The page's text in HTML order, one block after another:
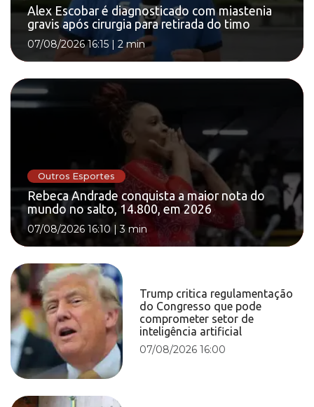
Alex Escobar é diagnosticado com miastenia
gravis após cirurgia para retirada do timo
07/08/2026 16:15 | 2 min
Outros Esportes
Rebeca Andrade conquista a maior nota do
mundo no salto, 14.800, em 2026
07/08/2026 16:10|3 min
Trump critica regulamentação
do Congresso que pode
comprometer setor de
inteligência artificial
07/08/2026 16:00